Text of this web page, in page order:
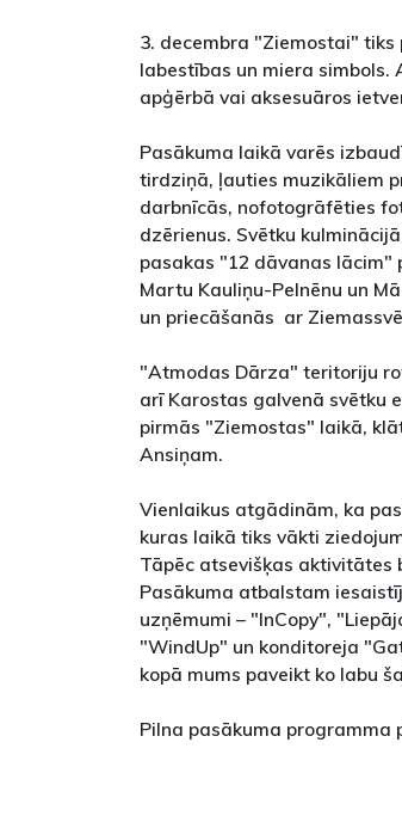
3. decembra "Ziemostai"
labestības un miera simbols.
apģērbā vai aksesuāros
Pasākuma laikā varēs
tirdziņā, ļauties muzikāliem
darbnīcās, nofotogrāfēties
dzērienus. Svētku
pasakas "12 dāvanas lācim"
Martu Kauliņu-Pelnēnu un
un priecāšanās ar
"Atmodas Dārza" teritoriju
arī Karostas galvenā svētku
pirmās "Ziemostas" laikā,
Ansiņam.
Vienlaikus atgādinām, ka
kuras laikā tiks vākti
Tāpēc atsevišķas aktivitātes
Pasākuma atbalstam
uzņēmumi – "InCopy",
"WindUp" un konditoreja
kopā mums paveikt ko labu
Pilna pasākuma